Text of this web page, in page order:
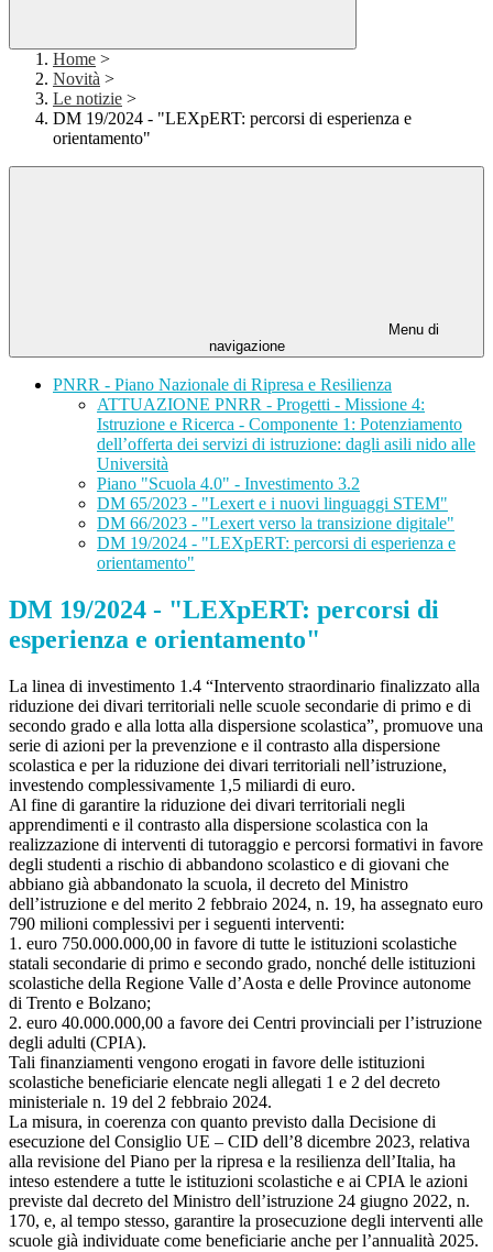
Home >
Novità >
Le notizie >
DM 19/2024 - "LEXpERT: percorsi di esperienza e
orientamento"
Menu di
navigazione
PNRR - Piano Nazionale di Ripresa e Resilienza
ATTUAZIONE PNRR - Progetti - Missione 4:
Istruzione e Ricerca - Componente 1: Potenziamento
dell’offerta dei servizi di istruzione: dagli asili nido alle
Università
Piano "Scuola 4.0" - Investimento 3.2
DM 65/2023 - "Lexert e i nuovi linguaggi STEM"
DM 66/2023 - "Lexert verso la transizione digitale"
DM 19/2024 - "LEXpERT: percorsi di esperienza e
orientamento"
DM 19/2024 - "LEXpERT: percorsi di
esperienza e orientamento"
La linea di investimento 1.4 “Intervento straordinario finalizzato alla
riduzione dei divari territoriali nelle scuole secondarie di primo e di
secondo grado e alla lotta alla dispersione scolastica”, promuove una
serie di azioni per la prevenzione e il contrasto alla dispersione
scolastica e per la riduzione dei divari territoriali nell’istruzione,
investendo complessivamente 1,5 miliardi di euro.
Al fine di garantire la riduzione dei divari territoriali negli
apprendimenti e il contrasto alla dispersione scolastica con la
realizzazione di interventi di tutoraggio e percorsi formativi in favore
degli studenti a rischio di abbandono scolastico e di giovani che
abbiano già abbandonato la scuola, il decreto del Ministro
dell’istruzione e del merito 2 febbraio 2024, n. 19, ha assegnato euro
790 milioni complessivi per i seguenti interventi:
1. euro 750.000.000,00 in favore di tutte le istituzioni scolastiche
statali secondarie di primo e secondo grado, nonché delle istituzioni
scolastiche della Regione Valle d’Aosta e delle Province autonome
di Trento e Bolzano;
2. euro 40.000.000,00 a favore dei Centri provinciali per l’istruzione
degli adulti (CPIA).
Tali finanziamenti vengono erogati in favore delle istituzioni
scolastiche beneficiarie elencate negli allegati 1 e 2 del decreto
ministeriale n. 19 del 2 febbraio 2024.
La misura, in coerenza con quanto previsto dalla Decisione di
esecuzione del Consiglio UE – CID dell’8 dicembre 2023, relativa
alla revisione del Piano per la ripresa e la resilienza dell’Italia, ha
inteso estendere a tutte le istituzioni scolastiche e ai CPIA le azioni
previste dal decreto del Ministro dell’istruzione 24 giugno 2022, n.
170, e, al tempo stesso, garantire la prosecuzione degli interventi alle
scuole già individuate come beneficiarie anche per l’annualità 2025.